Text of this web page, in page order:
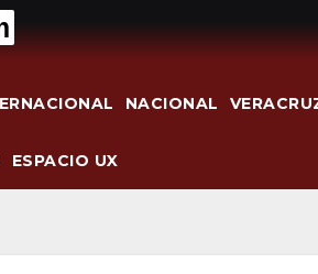
NACIONAL
ESPACIO UX